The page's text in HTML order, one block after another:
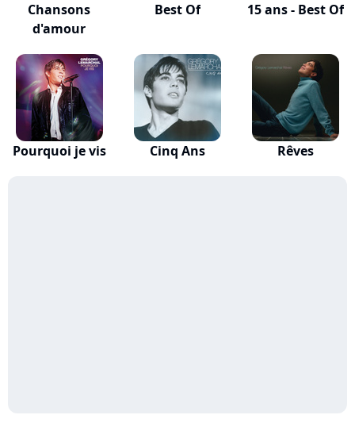
Chansons
d'amour
Best Of 15 ans - Best Of
Pourquoi je vis Cinq Ans Rêves